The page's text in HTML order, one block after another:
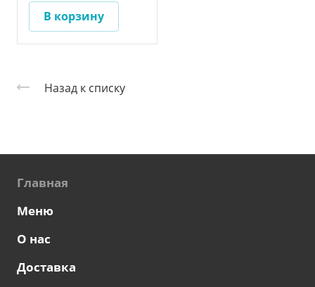
В корзину
Назад к списку
Главная
Меню
О нас
Доставка